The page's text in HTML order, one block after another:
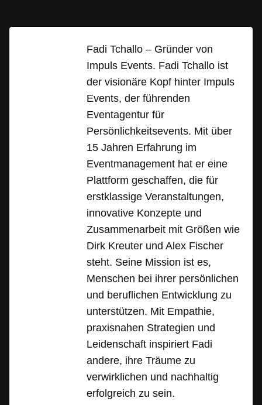
Fadi Tchallo – Gründer von
Impuls Events. Fadi Tchallo ist
der visionäre Kopf hinter Impuls
Events, der führenden
Eventagentur für
Persönlichkeitsevents. Mit über
15 Jahren Erfahrung im
Eventmanagement hat er eine
Plattform geschaffen, die für
erstklassige Veranstaltungen,
innovative Konzepte und
Zusammenarbeit mit Größen wie
Dirk Kreuter und Alex Fischer
steht. Seine Mission ist es,
Menschen bei ihrer persönlichen
und beruflichen Entwicklung zu
unterstützen. Mit Empathie,
praxisnahen Strategien und
Leidenschaft inspiriert Fadi
andere, ihre Träume zu
verwirklichen und nachhaltig
erfolgreich zu sein.